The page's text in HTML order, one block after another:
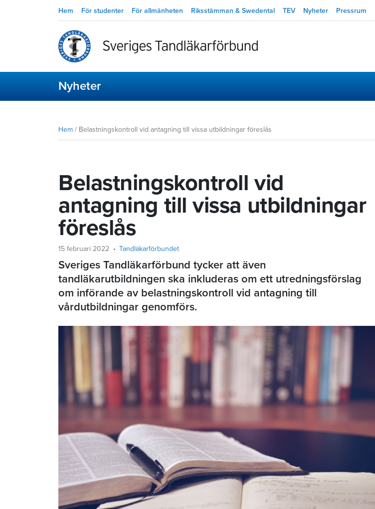
Hem För studenter För allmänheten Riksstämman & Swedental TEV Nyheter Pressrum
Nyheter
Hem / Belastningskontroll vid antagning till vissa utbildningar föreslås
Belastningskontroll vid
antagning till vissa utbildningar
föreslås
15 februari 2022 Tandläkarförbundet
Sveriges Tandläkarförbund tycker att även
tandläkarutbildningen ska inkluderas om ett utredningsförslag
om införande av belastningskontroll vid antagning till
vårdutbildningar genomförs.